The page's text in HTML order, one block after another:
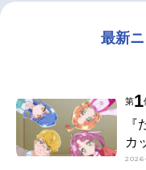
最新
第1
カ